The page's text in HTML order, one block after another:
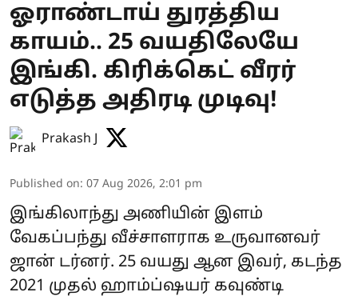
ஓராண்டாய் துரத்திய
காயம்.. 25 வயதிலேயே
இங்கி. கிரிக்கெட் வீரர்
எடுத்த அதிரடி முடிவு!
Prakash J
Published on: 07 Aug 2026, 2:01 pm
இங்கிலாந்து அணியின் இளம்
வேகப்பந்து வீச்சாளராக உருவானவர்
ஜான் டர்னர். 25 வயது ஆன இவர், கடந்த
2021 முதல் ஹாம்ப்ஷயர் கவுண்டி